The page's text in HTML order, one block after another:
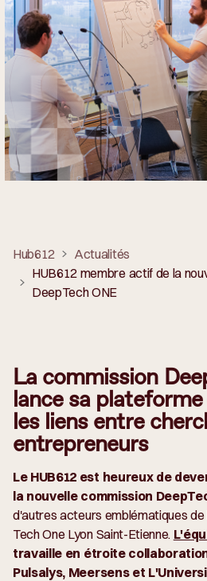
Hub612
Actualités
HUB612 membre actif de la
DeepTech ONE
La commission
lance sa
les liens entre
entrepreneurs
Le HUB612 est heureux de
la nouvelle commission
d'autres acteurs emblématiques
Tech One Lyon Saint-Etienne.
travaille en étroite
Pulsalys, Meersens et